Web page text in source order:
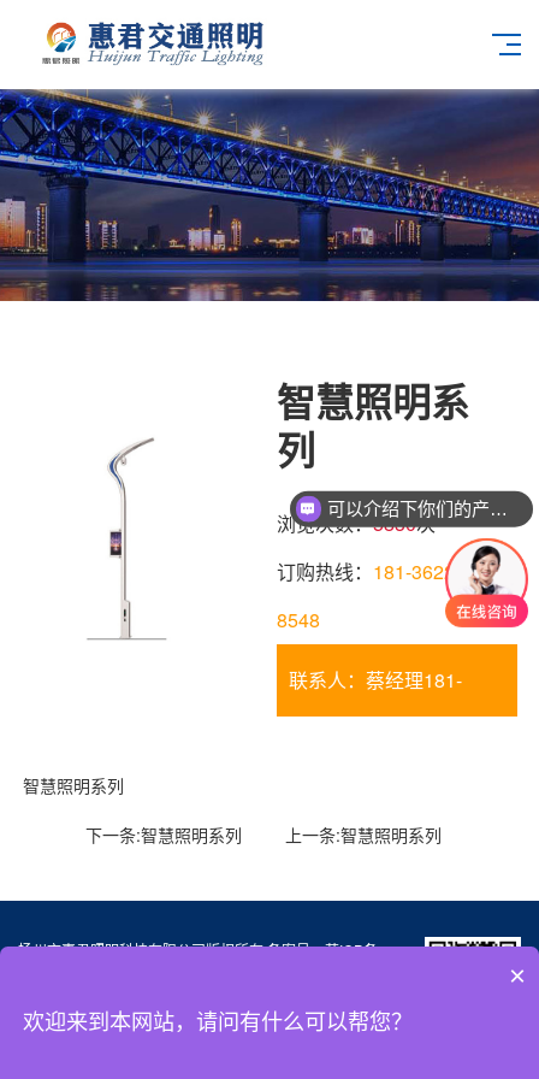
智慧照明系
列
浏览次数：5830次
订购热线： 181-3622-
8548
联系人：蔡经理181-
智慧照明系列
下一条:智慧照明系列 上一条:智慧照明系列
扬州市惠君照明科技有限公司版权所有 备案号：苏ICP备
地址：江苏省高邮市送桥镇郭集工业区
可以介绍下你们的产品么
×
欢迎来到本网站，请问有什么可以帮您？